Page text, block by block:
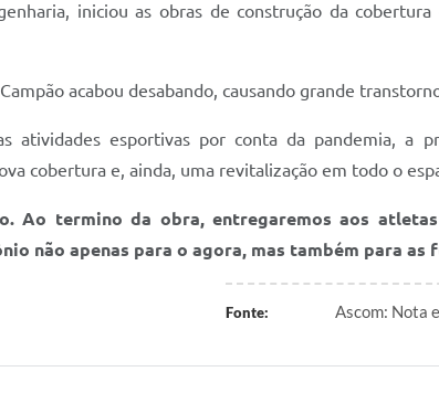
iniciou as obras de construção da
acabou desabando, causando grande
atividades esportivas por conta da pandemia, a
cobertura e, ainda, uma revitalização em todo o
Ao termino da obra, entregaremos aos
não apenas para o agora, mas também para as
Fonte: Ascom: Nota